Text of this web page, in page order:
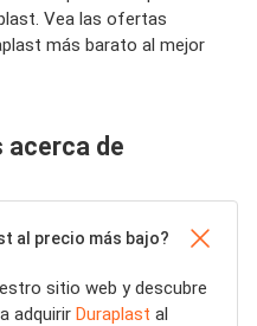
Vea las ofertas
más barato al mejor
de
al precio más bajo?
sitio web y descubre
adquirir Duraplast al